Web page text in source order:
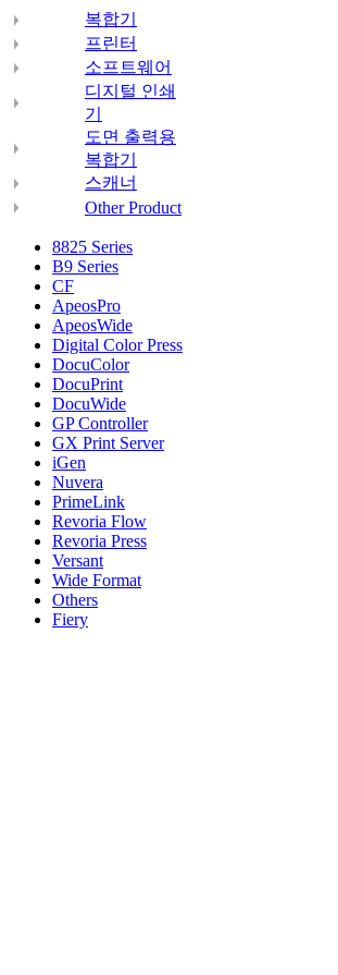
복합기
프린터
소프트웨어
디지털 인쇄
기
도면 출력용
복합기
스캐너
Other Product
8825 Series
B9 Series
CF
ApeosPro
ApeosWide
Digital Color Press
DocuColor
DocuPrint
DocuWide
GP Controller
GX Print Server
iGen
Nuvera
PrimeLink
Revoria Flow
Revoria Press
Versant
Wide Format
Others
Fiery